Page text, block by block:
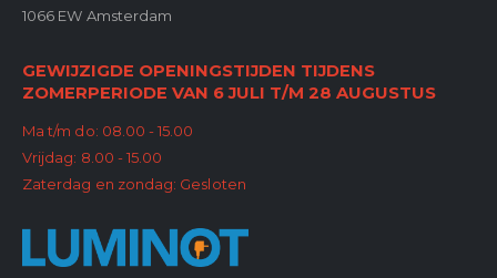
1066 EW Amsterdam
GEWIJZIGDE OPENINGSTIJDEN TIJDENS
ZOMERPERIODE VAN 6 JULI T/M 28 AUGUSTUS
Ma t/m do: 08.00 - 15.00
Vrijdag: 8.00 - 15.00
Zaterdag en zondag: Gesloten